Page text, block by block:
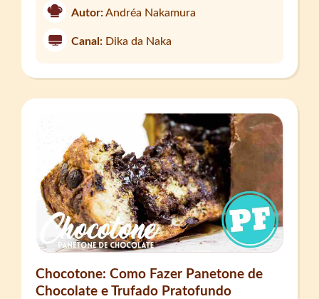
Autor:Andréa Nakamura
Canal: Dika da Naka
Chocotone: Como Fazer Panetone de
Chocolate e Trufado Pratofundo